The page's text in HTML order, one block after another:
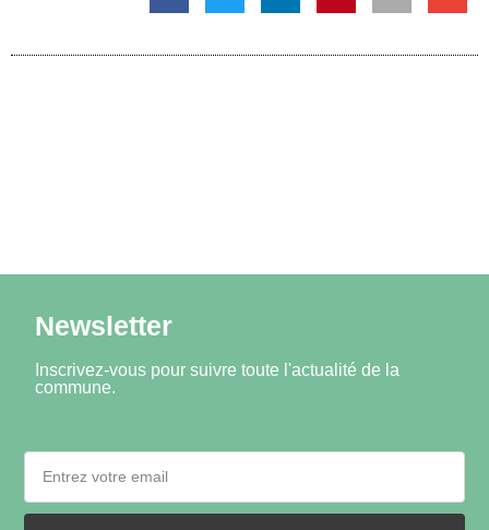
Newsletter
Inscrivez-vous pour suivre toute l'actualité de la
commune.